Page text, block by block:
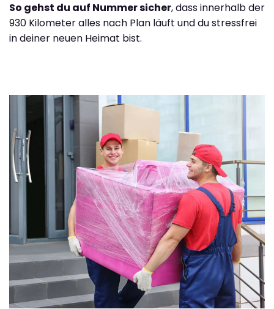
So gehst du auf Nummer sicher, dass innerhalb der
930 Kilometer alles nach Plan läuft und du stressfrei
in deiner neuen Heimat bist.